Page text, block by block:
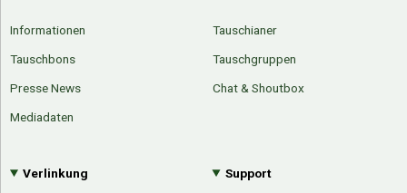
Informationen
Tauschbons
Presse News
Mediadaten
Tauschianer
Tauschgruppen
Chat & Shoutbox
Verlinkung Support